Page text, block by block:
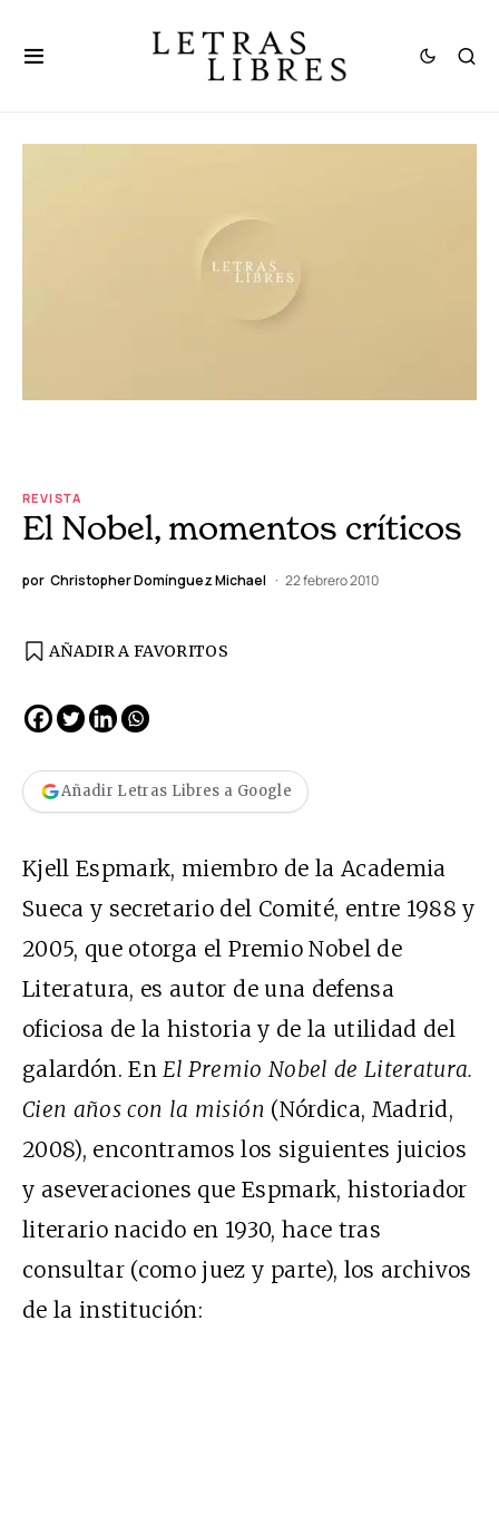
REVISTA
El Nobel, momentos críticos
por Christopher Domínguez Michael 22 febrero 2010
AÑADIR A FAVORITOS
Añadir Letras Libres a Google
Kjell Espmark, miembro de la Academia
Sueca y secretario del Comité, entre 1988 y
2005, que otorga el Premio Nobel de
Literatura, es autor de una defensa
oficiosa de la historia y de la utilidad del
galardón. EnEl Premio Nobel de Literatura.
Cien años con la misión (Nórdica, Madrid,
2008), encontramos los siguientes juicios
y aseveraciones que Espmark, historiador
literario nacido en 1930, hace tras
consultar (como juez y parte), los archivos
de la institución: